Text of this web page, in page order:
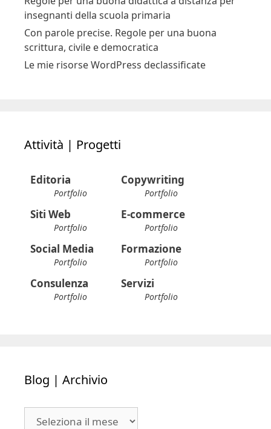
insegnanti della scuola primaria
Con parole precise. Regole per una buona
scrittura, civile e democratica
Le mie risorse WordPress declassificate
Attività | Progetti
Editoria
Portfolio
Copywriting
Portfolio
Siti Web
Portfolio
E-commerce
Portfolio
Social Media
Portfolio
Formazione
Portfolio
Consulenza
Portfolio
Servizi
Portfolio
Blog | Archivio